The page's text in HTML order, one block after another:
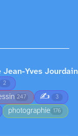
Yves Jourdain
2
247 ✍️ 3
photographie 176